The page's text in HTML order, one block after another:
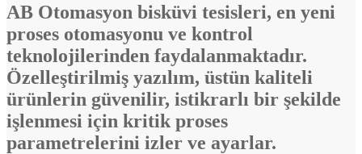
AB Otomasyon bisküvi tesisleri, en yeni
proses otomasyonu ve kontrol
teknolojilerinden faydalanmaktadır.
Özelleştirilmiş yazılım, üstün kaliteli
ürünlerin güvenilir, istikrarlı bir şekilde
işlenmesi için kritik proses
parametrelerini izler ve ayarlar.